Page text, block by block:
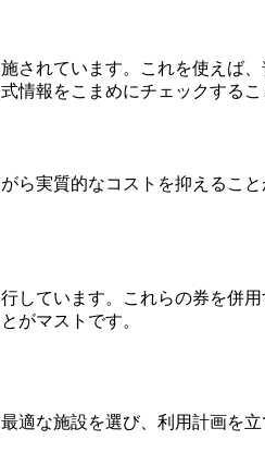
されています。これを使えば
情報をこまめにチェックするこ
ら実質的なコストを抑えるこ
しています。これらの券を併
がマストです。
適な施設を選び、利用計画を